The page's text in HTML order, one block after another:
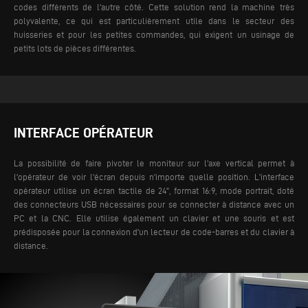
codes différents de l'autre côté.
Cette solution rend la machine très
polyvalente, ce qui est particulièrement utile dans le secteur des
huisseries et pour les petites commandes, qui exigent un usinage de
petits lots de pièces différentes.
INTERFACE OPÉRATEUR
La possibilité de faire pivoter le moniteur sur l'axe vertical permet à
l'opérateur de voir l'écran depuis n'importe quelle position. L'interface
opérateur utilise un écran tactile de 24", format 16:9, mode portrait, doté
des connecteurs USB nécessaires pour se connecter à distance avec un
PC et la CNC. Elle utilise également un clavier et une souris et est
prédisposée pour la connexion d'un lecteur de code-barres et du clavier à
distance.